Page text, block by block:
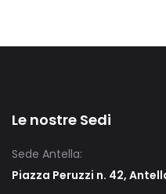
Le nostre Sedi
Sede Antella:
Piazza Peruzzi n. 42,